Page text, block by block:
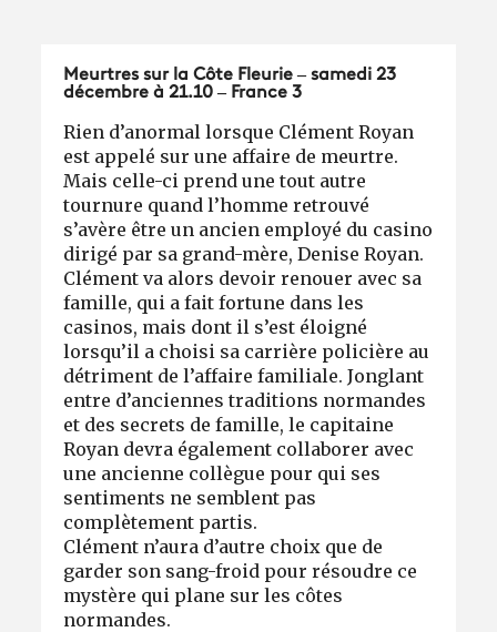
Meurtres sur la Côte Fleurie – samedi 23
décembre à 21.10 – France 3
Rien d’anormal lorsque Clément Royan
est appelé sur une affaire de meurtre.
Mais celle-ci prend une tout autre
tournure quand l’homme retrouvé
s’avère être un ancien employé du casino
dirigé par sa grand-mère, Denise Royan.
Clément va alors devoir renouer avec sa
famille, qui a fait fortune dans les
casinos, mais dont il s’est éloigné
lorsqu’il a choisi sa carrière policière au
détriment de l’affaire familiale. Jonglant
entre d’anciennes traditions normandes
et des secrets de famille, le capitaine
Royan devra également collaborer avec
une ancienne collègue pour qui ses
sentiments ne semblent pas
complètement partis.
Clément n’aura d’autre choix que de
garder son sang-froid pour résoudre ce
mystère qui plane sur les côtes
normandes.